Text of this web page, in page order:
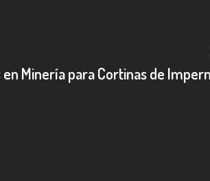
Minería para Cortinas de